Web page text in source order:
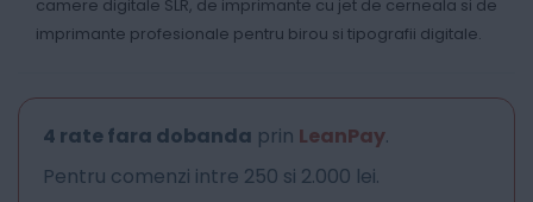
camere digitale SLR, de imprimante cu jet de cerneala si de
imprimante profesionale pentru birou si tipografii digitale.
4 rate fara dobanda prin LeanPay.
Pentru comenzi intre 250 si 2.000 lei.